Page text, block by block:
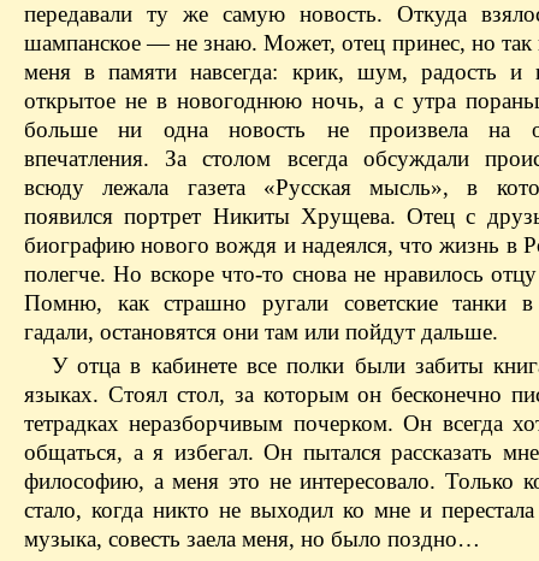
передавали ту же самую новость. Откуда
шампанское — не знаю. Может, отец принес, но так
меня в памяти навсегда: крик, шум, радость и
открытое не в новогоднюю ночь, а с утра
больше ни одна новость не произвела на
впечатления. За столом всегда обсуждали
всюду лежала газета «Русская мысль», в
появился портрет Никиты Хрущева. Отец с
биографию нового вождя и надеялся, что жизнь в
полегче. Но вскоре что-то снова не нравилось
Помню, как страшно ругали советские танки
гадали, остановятся они там или пойдут дальше.
У отца в кабинете все полки были забиты
языках. Стоял стол, за которым он бесконечно
тетрадках неразборчивым почерком. Он всегда
общаться, а я избегал. Он пытался рассказать
философию, а меня это не интересовало. Только
стало, когда никто не выходил ко мне и перестала
музыка, совесть заела меня, но было поздно…